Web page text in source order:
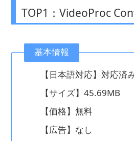
TOP1：VideoProc
基本情報
【日本語対応】対応済
【サイズ】45.69MB
【価格】無料
【広告】なし